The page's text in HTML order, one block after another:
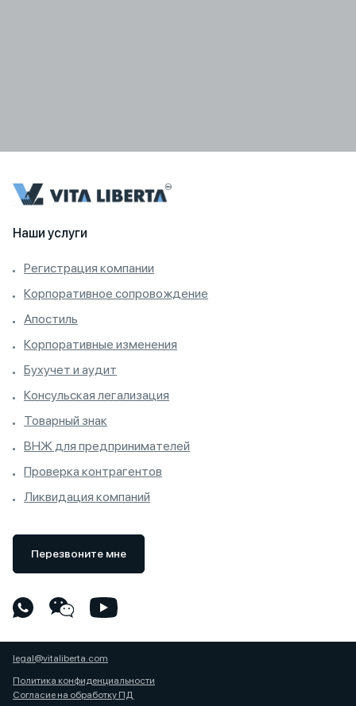
Наши услуги
Регистрация компании
Корпоративное сопровождение
Апостиль
Корпоративные изменения
Бухучет и аудит
Консульская легализация
Товарный знак
ВНЖ для предпринимателей
Проверка контрагентов
Ликвидация компаний
Перезвоните мне
legal@vitaliberta.com
Политика конфиденциальности
Согласие на обработку ПД